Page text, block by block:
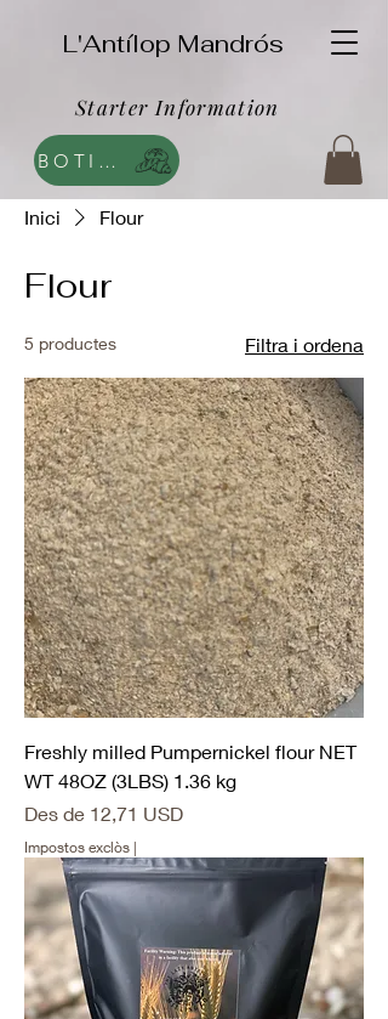
BOTIGA
L'Antílop Mandrós
Starter Information
Inici Flour
Flour
5 productes Filtra i ordena
Freshly milled Pumpernickel flour NET
WT 48OZ (3LBS) 1.36 kg
Des de 12,71 USD
Preu d'oferta
Impostos exclòs |